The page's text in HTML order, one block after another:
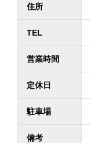
住所
TEL
営業時間
定休日
駐車場
備考